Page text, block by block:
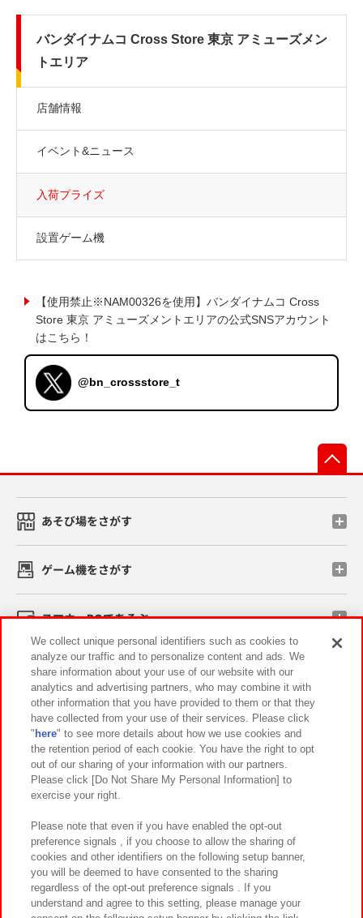
バンダイナムコ Cross Store 東京 アミューズメン
トエリア
店舗情報
イベント&ニュース
入荷プライズ
設置ゲーム機
【使用禁止※NAM00326を使用】バンダイナムコ Cross
Store 東京 アミューズメントエリアの公式SNSアカウント
はこちら！
@bn_crossstore_t
あそび場をさがす
ゲーム機をさがす
スマホ・PCであそぶ
イベント・キャンペーン
関連会社 サステナビリティ サイトポリシー
プライバシーポリシー ウェブアクセシビリティ方針と検証結果
お取引先さまとともに
カスタマーハラスメント対応方針 よくあるご質問・お問い合わせ
We collect unique personal identifiers such as cookies to
analyze our traffic and to personalize content and ads. We
share information about your use of our website with our
analytics and advertising partners, who may combine it with
other information that you have provided to them or that they
have collected from your use of their services. Please click
" here" to see more details about how we use cookies and
the retention period of each cookie. You have the right to opt
out of our sharing of your information with our partners.
Please click [Do Not Share My Personal Information] to
exercise your right.
Please note that even if you have enabled the opt-out
preference signals , if you choose to allow the sharing of
cookies and other identifiers on the following setup banner,
you will be deemed to have consented to the sharing
regardless of the opt-out preference signals . If you
understand and agree to this setting, please manage your